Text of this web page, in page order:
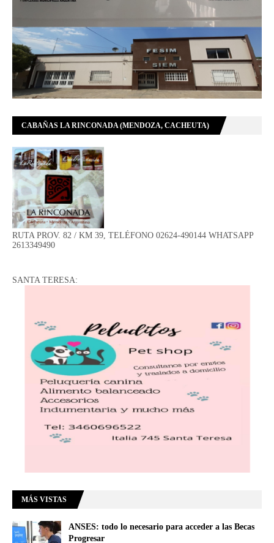
CABAÑAS LA RINCONADA (MENDOZA, CACHEUTA)
RUTA PROV. 82 / KM 39, TELÉFONO 02624-490144 WHATSAPP
2613349490
SANTA TERESA:
MÁS VISTAS
ANSES: todo lo necesario para acceder a las Becas
Progresar